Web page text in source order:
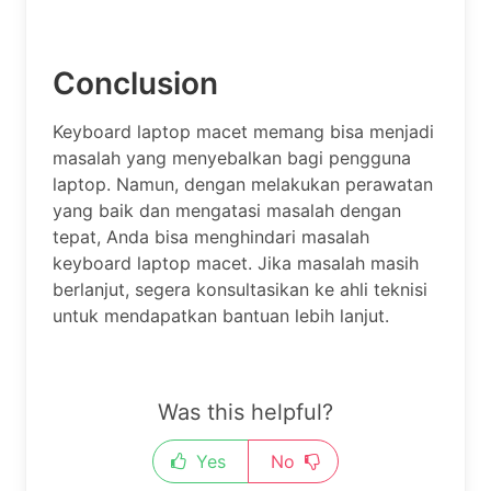
Conclusion
Keyboard laptop macet memang bisa menjadi
masalah yang menyebalkan bagi pengguna
laptop. Namun, dengan melakukan perawatan
yang baik dan mengatasi masalah dengan
tepat, Anda bisa menghindari masalah
keyboard laptop macet. Jika masalah masih
berlanjut, segera konsultasikan ke ahli teknisi
untuk mendapatkan bantuan lebih lanjut.
Was this helpful?
Yes No